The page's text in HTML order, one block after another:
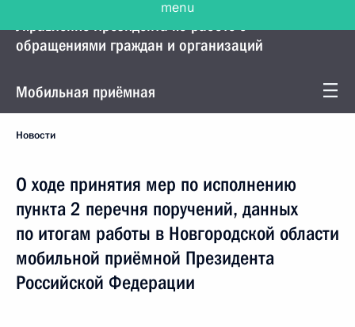
Управление Президента по работе с
обращениями граждан и организаций
Мобильная приёмная
Новости
О ходе принятия мер по исполнению
пункта 2 перечня поручений, данных
по итогам работы в Новгородской области
мобильной приёмной Президента
Российской Федерации